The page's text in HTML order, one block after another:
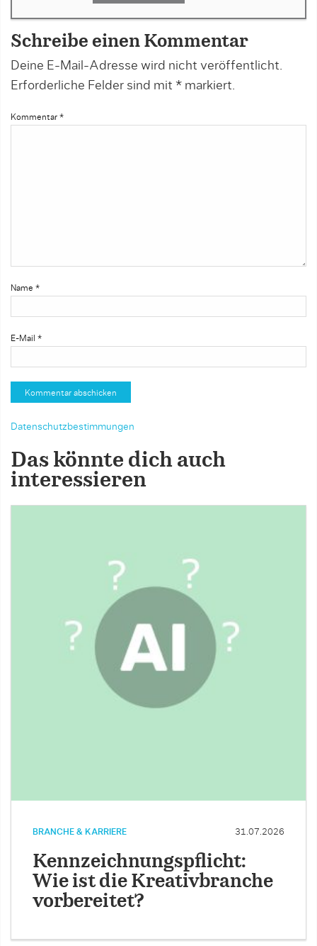
Schreibe einen Kommentar
Deine E-Mail-Adresse wird nicht veröffentlicht.
Erforderliche Felder sind mit * markiert.
Kommentar *
Name *
E-Mail *
Datenschutzbestimmungen
Das könnte dich auch
interessieren
BRANCHE & KARRIERE 31.07.2026
Kennzeichnungspflicht:
Wie ist die Kreativbranche
vorbereitet?